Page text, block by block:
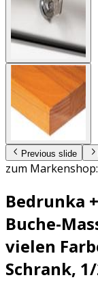
Previous slide
zum Markenshop:
Bedrunka
Buche-
vielen
Schrank,